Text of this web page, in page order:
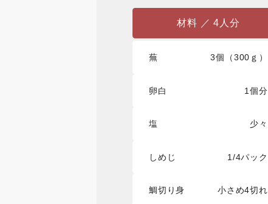
材料 ／ 4人分
蕪 3個（300ｇ）
卵白 1個分
塩 少々
しめじ 1/4パック
鯛切り身 小さめ4切れ